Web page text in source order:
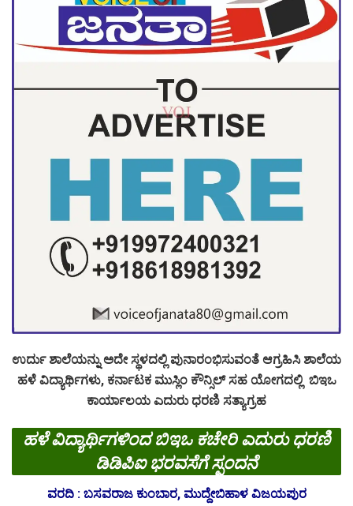
ಉರ್ದು ಶಾಲೆಯನ್ನು ಅದೇ ಸ್ಥಳದಲ್ಲಿ ಪುನಾರಂಭಿಸುವಂತೆ ಆಗ್ರಹಿಸಿ ಶಾಲೆಯ
ಹಳೆ ವಿದ್ಯಾರ್ಥಿಗಳು, ಕರ್ನಾಟಕ ಮುಸ್ಲಿಂ ಕೌನ್ಸಿಲ್ ಸಹ ಯೋಗದಲ್ಲಿ ಬಿಇಒ
ಕಾರ್ಯಾಲಯ ಎದುರು ಧರಣಿ ಸತ್ಯಾಗ್ರಹ
ಹಳೆ ವಿದ್ಯಾರ್ಥಿಗಳಿಂದ ಬಿಇಒ ಕಚೇರಿ ಎದುರು ಧರಣಿ
ಡಿಡಿಪಿಐ ಭರವಸೆಗೆ ಸ್ಪಂದನೆ
ವರದಿ : ಬಸವರಾಜ ಕುಂಬಾರ, ಮುದ್ದೇಬಿಹಾಳ ವಿಜಯಪುರ